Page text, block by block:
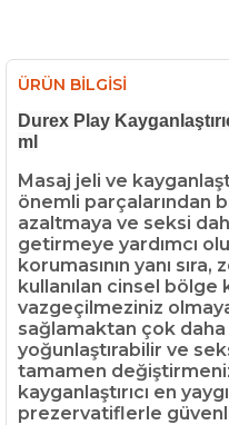
ÜRÜN BILGISI
Durex Play
ml
Masaj jeli ve
önemli parçalarından
azaltmaya ve seksi
getirmeye yardımcı
korumasının yanı
kullanılan cinsel bölge
vazgeçilmeziniz
sağlamaktan çok daha
yoğunlaştırabilir ve
tamamen
kayganlaştırıcı en
prezervatiflerle